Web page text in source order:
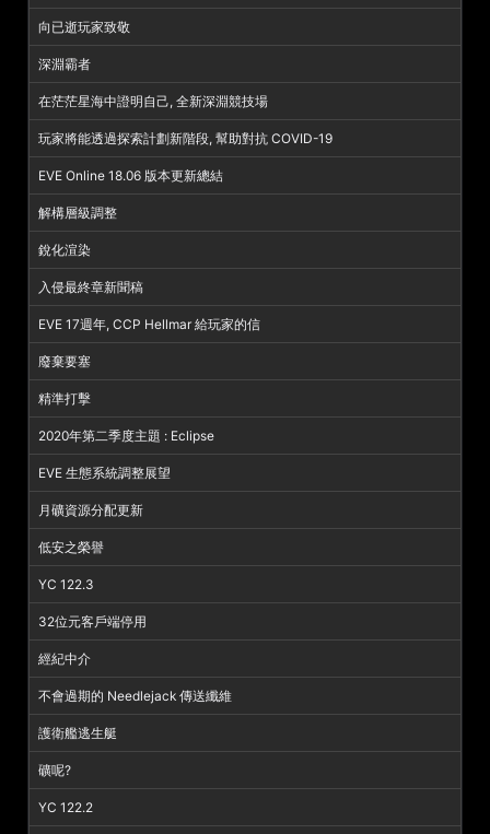
向已逝玩家致敬
深淵霸者
在茫茫星海中證明自己, 全新深淵競技場
玩家將能透過探索計劃新階段, 幫助對抗 COVID-19
EVE Online 18.06 版本更新總結
解構層級調整
銳化渲染
入侵最終章新聞稿
EVE 17週年, CCP Hellmar 給玩家的信
廢棄要塞
精準打擊
2020年第二季度主題 : Eclipse
EVE 生態系統調整展望
月礦資源分配更新
低安之榮譽
YC 122.3
32位元客戶端停用
經紀中介
不會過期的 Needlejack 傳送纖維
護衛艦逃生艇
礦呢?
YC 122.2